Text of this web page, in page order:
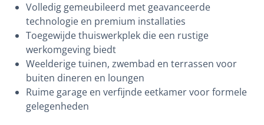
Volledig gemeubileerd met geavanceerde
technologie en premium installaties
Toegewijde thuiswerkplek die een rustige
werkomgeving biedt
Weelderige tuinen, zwembad en terrassen voor
buiten dineren en loungen
Ruime garage en verfijnde eetkamer voor formele
gelegenheden